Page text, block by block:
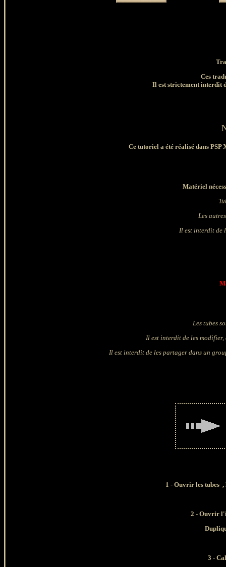
Ces
Il est strictement interdit
Ce tutoriel a été réalisé dans PSP
Matériel
Les
Il est interdit de
Les tubes
Il est interdit de les modifier,
Il est interdit de les partager dans un
1 - Ouvrir les tubes ,
2 - Ouvrir
3 -